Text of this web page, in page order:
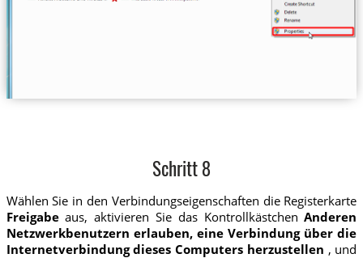
Schritt 8
Wählen Sie in den Verbindungseigenschaften die Registerkarte
Freigabeaus, aktivieren Sie das KontrollkästchenAnderen
Netzwerkbenutzern erlauben, eine Verbindung über die
Internetverbindung dieses Computers herzustellen , und